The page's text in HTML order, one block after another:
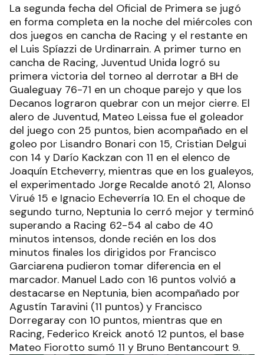
La segunda fecha del Oficial de Primera se jugó
en forma completa en la noche del miércoles con
dos juegos en cancha de Racing y el restante en
el Luis Spíazzi de Urdinarrain. A primer turno en
cancha de Racing, Juventud Unida logró su
primera victoria del torneo al derrotar a BH de
Gualeguay 76-71 en un choque parejo y que los
Decanos lograron quebrar con un mejor cierre. El
alero de Juventud, Mateo Leissa fue el goleador
del juego con 25 puntos, bien acompañado en el
goleo por Lisandro Bonari con 15, Cristian Delgui
con 14 y Darío Kackzan con 11 en el elenco de
Joaquín Etcheverry, mientras que en los gualeyos,
el experimentado Jorge Recalde anotó 21, Alonso
Virué 15 e Ignacio Echeverría 10. En el choque de
segundo turno, Neptunia lo cerró mejor y terminó
superando a Racing 62-54 al cabo de 40
minutos intensos, donde recién en los dos
minutos finales los dirigidos por Francisco
Garciarena pudieron tomar diferencia en el
marcador. Manuel Lado con 16 puntos volvió a
destacarse en Neptunia, bien acompañado por
Agustín Taravini (11 puntos) y Francisco
Dorregaray con 10 puntos, mientras que en
Racing, Federico Kreick anotó 12 puntos, el base
Mateo Fiorotto sumó 11 y Bruno Bentancourt 9.